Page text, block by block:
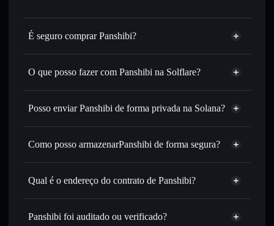
É seguro comprar Panshibi?
Panshibi não está verificado
O que posso fazer com Panshibi na Solflare?
Panshibi
Carteira Solflare
Trocar instantaneamente— trocar PANSHIBI por SOL,
encaminhamento inteligente de ordens para obteres o
melhor preço disponível
Utilizar DCA— investir de forma faseada ao longo do
associar publicamente as carteiras usando o Agregador de
Posso enviar Panshibi de forma privada na Solana?
Agregador de Privacidade
Solflare Panshibi
Como posso armazenarPanshibi de forma segura?
Panshibi
carteira
Agregador de Privacidade
Qual é o endereço do contrato de Panshibi?
Panshibi
Panshibi foi auditado ou verificado?